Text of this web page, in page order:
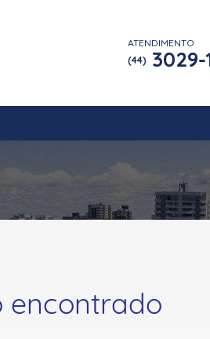
ATENDIMENTO
(44) 3029-
encontrado